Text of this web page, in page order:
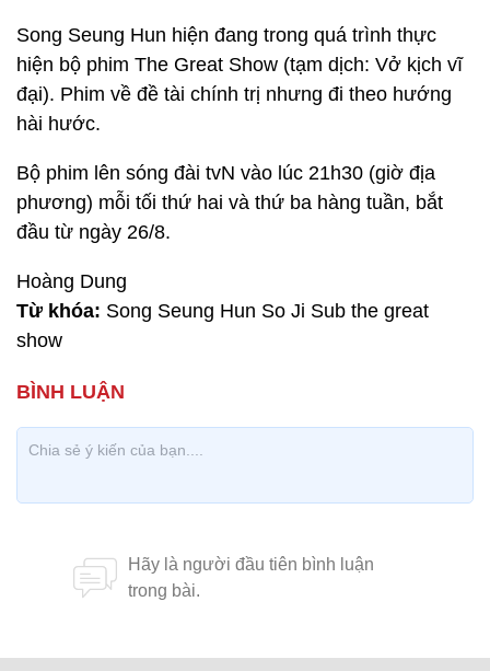
Song Seung Hun hiện đang trong quá trình thực
hiện bộ phim The Great Show (tạm dịch: Vở kịch vĩ
đại). Phim về đề tài chính trị nhưng đi theo hướng
hài hước.
Bộ phim lên sóng đài tvN vào lúc 21h30 (giờ địa
phương) mỗi tối thứ hai và thứ ba hàng tuần, bắt
đầu từ ngày 26/8.
Hoàng Dung
Từ khóa: Song Seung Hun So Ji Sub the great
show